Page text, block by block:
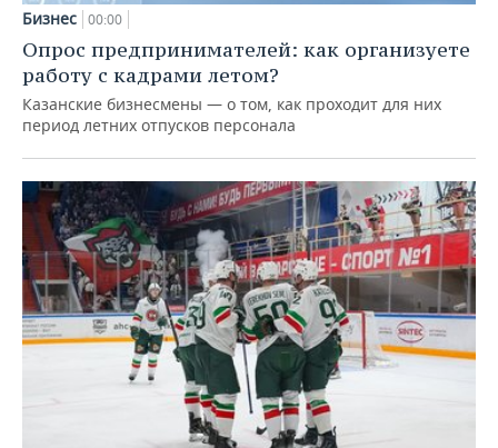
Бизнес 00:00
Опрос предпринимателей: как организуете
работу с кадрами летом?
Казанские бизнесмены — о том, как проходит для них
период летних отпусков персонала